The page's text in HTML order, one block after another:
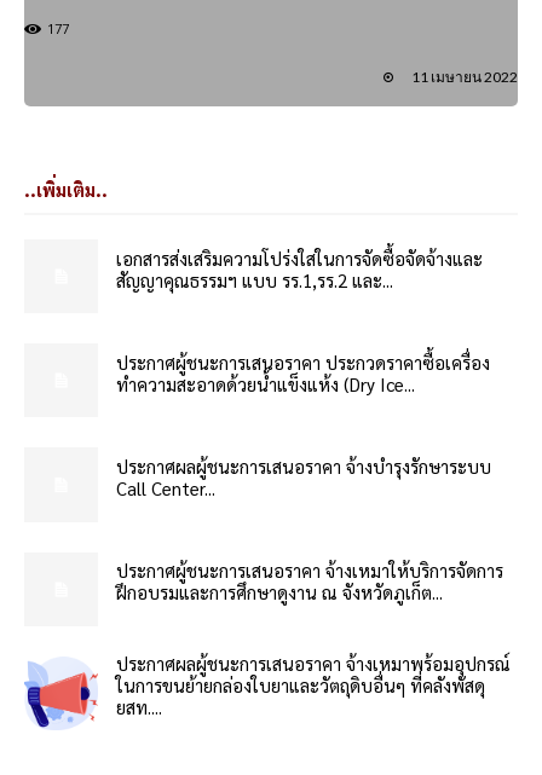
177
11 เมษายน 2022
..เพิ่มเติม..
เอกสารส่งเสริมความโปร่งใสในการจัดซื้อจัดจ้างและ
สัญญาคุณธรรมฯ แบบ รร.1,รร.2 และ...
ประกาศผู้ชนะการเสนอราคา ประกวดราคาซื้อเครื่อง
ทำความสะอาดด้วยน้ำแข็งแห้ง (Dry Ice...
ประกาศผลผู้ชนะการเสนอราคา จ้างบำรุงรักษาระบบ
Call Center...
ประกาศผู้ชนะการเสนอราคา จ้างเหมาให้บริการจัดการ
ฝึกอบรมและการศึกษาดูงาน ณ จังหวัดภูเก็ต...
ประกาศผลผู้ชนะการเสนอราคา จ้างเหมาพร้อมอุปกรณ์
ในการขนย้ายกล่องใบยาและวัตถุดิบอื่นๆ ที่คลังพัสดุ
ยสท....